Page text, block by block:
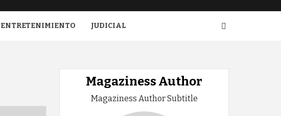
ENTRETENIMIENTO JUDICIAL
Magaziness Author
Magaziness Author Subtitle